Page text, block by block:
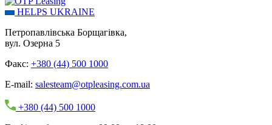
HELPS UKRAINE
Петропавлівська Борщагівка,
вул. Озерна 5
Факс: +380 (44) 500 1000
E-mail: salesteam@otpleasing.com.ua
+380 (44) 500 1000